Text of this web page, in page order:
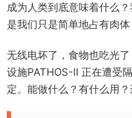
成为人类到底意味着什么
是我们只是简单地占有肉体
无线电坏了，食物也吃光
设施PATHOS-II 正在遭受
定。能做什么？有什么用